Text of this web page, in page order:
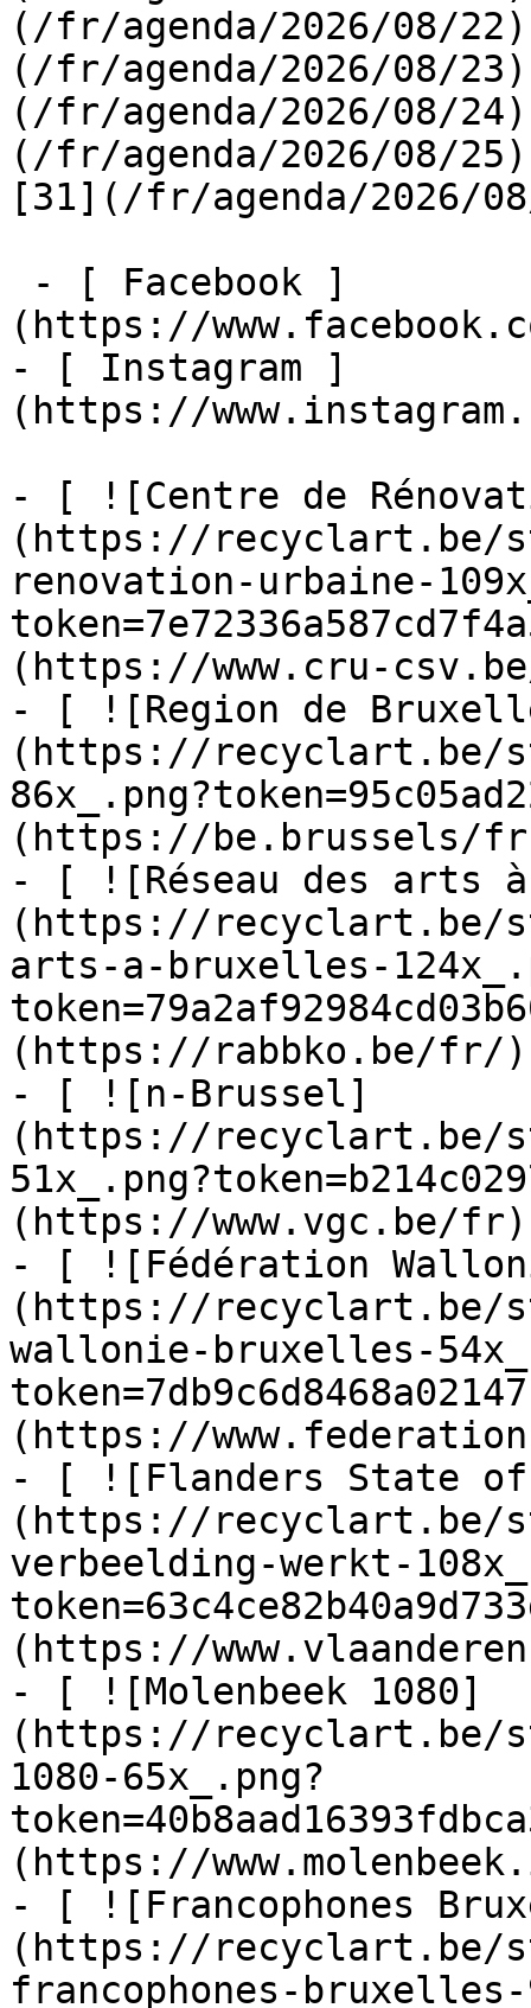
(/fr/agenda/2026/08/
(/fr/agenda/2026/08/
(/fr/agenda/2026/08/
(/fr/agenda/2026/08/
[31](/fr/agenda/
(https://
- [ Instagram ]
(https://
- [ ![Centre de
(https://recyclart.be/
renovation-urbaine-
(https://www.cru-
- [ ![Region de
(https://recyclart.be/
(https://be.brussels/
- [ ![Réseau des arts
(https://recyclart.be/
arts-a-bruxelles-
(https://rabbko.be/fr/)
- [ ![n-Brussel]
(https://recyclart.be/
(https://www.vgc.be/fr)
- [ ![Fédération
(https://recyclart.be/
wallonie-bruxelles-
(https://
- [ ![Flanders State
(https://recyclart.be/
verbeelding-werkt-
(https://
- [ ![Molenbeek 1080]
(https://recyclart.be/
1080-65x_.png?
(https://
- [ ![Francophones
(https://recyclart.be/
francophones-bruxelles-